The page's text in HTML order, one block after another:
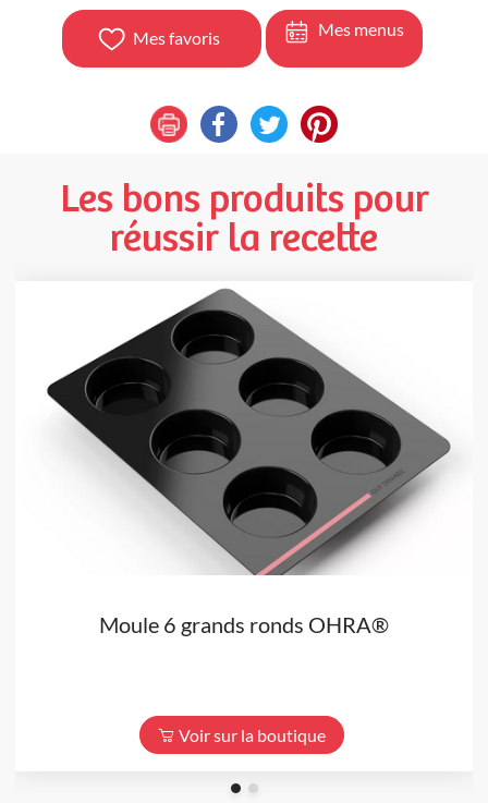
Mes favoris Mes menus
Les bons produits pour
réussir la recette
Moule 6 grands ronds OHRA®
Voir sur la boutique